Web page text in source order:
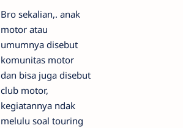
Bro sekalian,. anak
motor atau
umumnya disebut
komunitas motor
dan bisa juga disebut
club motor,
kegiatannya ndak
melulu soal touring